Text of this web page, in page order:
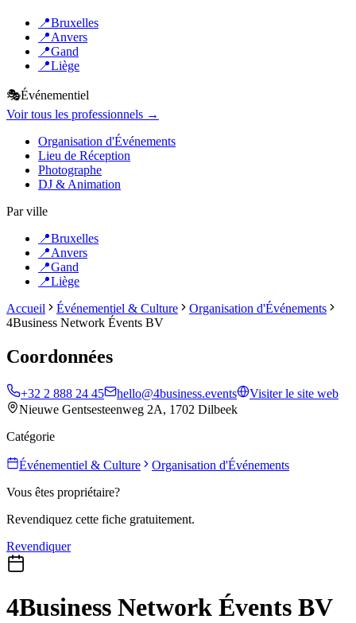
📍Bruxelles
📍Anvers
📍Gand
📍Liège
🎭Événementiel
Voir tous les professionnels →
Organisation d'Événements
Lieu de Réception
Photographe
DJ & Animation
Par ville
📍Bruxelles
📍Anvers
📍Gand
📍Liège
Accueil
Événementiel & Culture
Organisation d'Événements
4Business Network Évents BV
Coordonnées
+32 2 888 24 45 hello@4business.events
Visiter le site web
Nieuwe Gentsesteenweg 2A, 1702 Dilbeek
Catégorie
Événementiel & Culture
Organisation d'Événements
Vous êtes propriétaire?
Revendiquez cette fiche gratuitement.
Revendiquer
4Business Network Évents BV